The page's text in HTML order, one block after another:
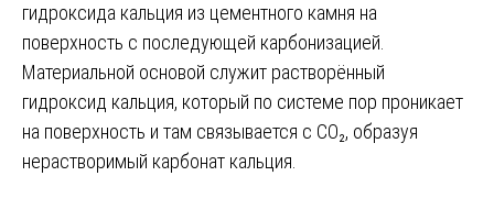
гидроксида кальция из цементного камня на
поверхность с последующей карбонизацией.
Материальной основой служит растворённый
гидроксид кальция, который по системе пор проникает
на поверхность и там связывается с CO₂, образуя
нерастворимый карбонат кальция.